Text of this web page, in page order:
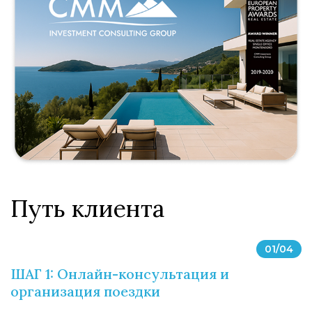
Путь клиента
01/04
ШАГ 1: Онлайн-консультация и
организация поездки